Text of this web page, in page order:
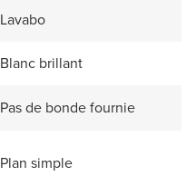
Lavabo
Blanc brillant
Pas de bonde fournie
Plan simple